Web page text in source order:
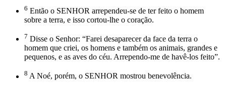
6 Então o SENHOR arrependeu-se de ter feito o homem
sobre a terra, e isso cortou-lhe o coração.
7 Disse o Senhor: “Farei desaparecer da face da terra o
homem que criei, os homens e também os animais, grandes e
pequenos, e as aves do céu. Arrependo-me de havê-los feito”.
8 A Noé, porém, o SENHOR mostrou benevolência.